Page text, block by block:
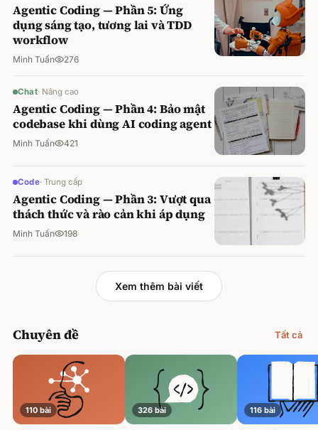
Agentic Coding — Phần 5: Ứng
dụng sáng tạo, tương lai và TDD
workflow
Minh Tuấn 276
Chat· Nâng cao
Agentic Coding — Phần 4: Bảo mật
codebase khi dùng AI coding agent
Minh Tuấn 421
Code· Trung cấp
Agentic Coding — Phần 3: Vượt qua
thách thức và rào cản khi áp dụng
Minh Tuấn 198
Xem thêm bài viết
Chuyên đề Tất cả
110 bài 326 bài 116 bài